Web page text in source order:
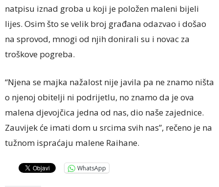
natpisu iznad groba u koji je položen maleni bijeli
lijes. Osim što se velik broj građana odazvao i došao
na sprovod, mnogi od njih donirali su i novac za
troškove pogreba.
“Njena se majka nažalost nije javila pa ne znamo ništa
o njenoj obitelji ni podrijetlu, no znamo da je ova
malena djevojčica jedna od nas, dio naše zajednice.
Zauvijek će imati dom u srcima svih nas”, rečeno je na
tužnom ispraćaju malene Raihane.
WhatsApp